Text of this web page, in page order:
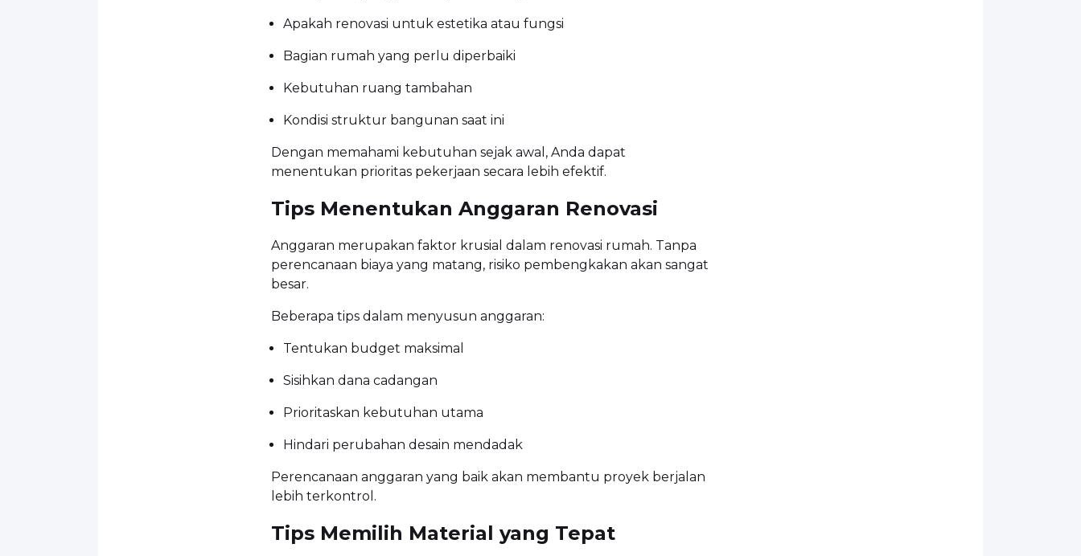
Apakah renovasi untuk estetika atau fungsi
Bagian rumah yang perlu diperbaiki
Kebutuhan ruang tambahan
Kondisi struktur bangunan saat ini
Dengan memahami kebutuhan sejak awal, Anda dapat
menentukan prioritas pekerjaan secara lebih efektif.
Tips Menentukan Anggaran Renovasi
Anggaran merupakan faktor krusial dalam renovasi rumah. Tanpa
perencanaan biaya yang matang, risiko pembengkakan akan sangat
besar.
Beberapa tips dalam menyusun anggaran:
Tentukan budget maksimal
Sisihkan dana cadangan
Prioritaskan kebutuhan utama
Hindari perubahan desain mendadak
Perencanaan anggaran yang baik akan membantu proyek berjalan
lebih terkontrol.
Tips Memilih Material yang Tepat